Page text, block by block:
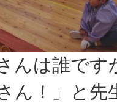
んは誰です
ん！」と先